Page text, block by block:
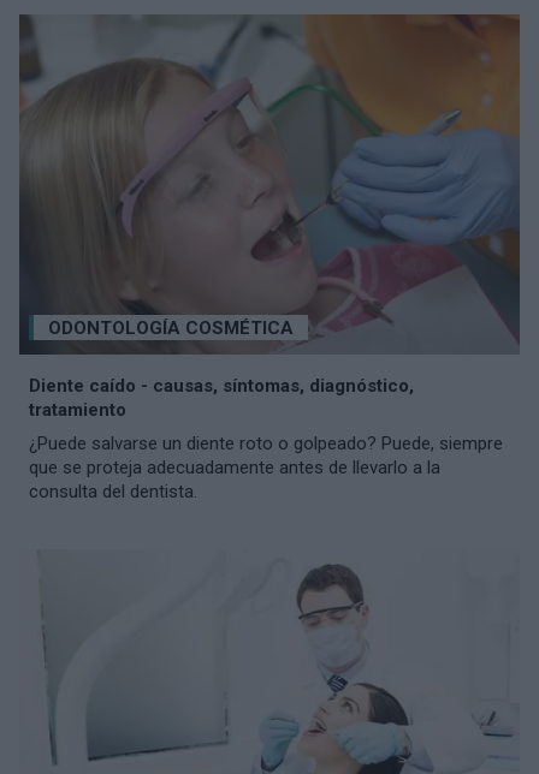
ODONTOLOGÍA COSMÉTICA
Diente caído - causas, síntomas, diagnóstico,
tratamiento
¿Puede salvarse un diente roto o golpeado? Puede, siempre
que se proteja adecuadamente antes de llevarlo a la
consulta del dentista.